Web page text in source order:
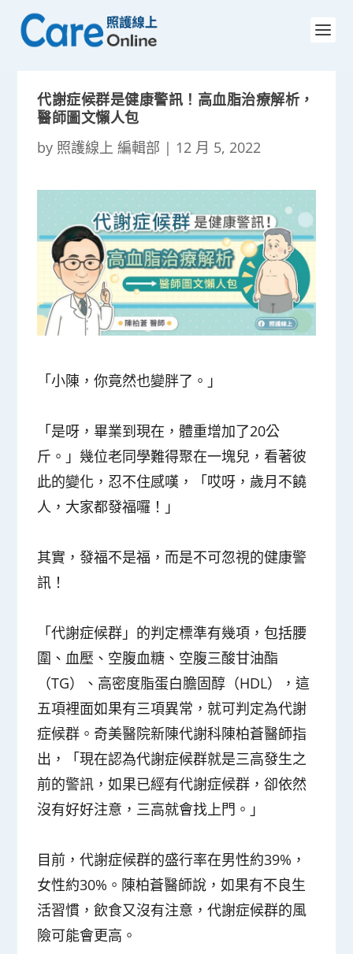
代謝症候群是健康警訊！高血脂治療解析，
醫師圖文懶人包
by 照護線上 編輯部 | 12 月 5, 2022
「小陳，你竟然也變胖了。」
「是呀，畢業到現在，體重增加了20公
斤。」幾位老同學難得聚在一塊兒，看著彼
此的變化，忍不住感嘆，「哎呀，歲月不饒
人，大家都發福囉！」
其實，發福不是福，而是不可忽視的健康警
訊！
「代謝症候群」的判定標準有幾項，包括腰
圍、血壓、空腹血糖、空腹三酸甘油酯
（TG）、高密度脂蛋白膽固醇（HDL），這
五項裡面如果有三項異常，就可判定為代謝
症候群。奇美醫院新陳代謝科陳柏蒼醫師指
出，「現在認為代謝症候群就是三高發生之
前的警訊，如果已經有代謝症候群，卻依然
沒有好好注意，三高就會找上門。」
目前，代謝症候群的盛行率在男性約39%，
女性約30%。陳柏蒼醫師說，如果有不良生
活習慣，飲食又沒有注意，代謝症候群的風
險可能會更高。